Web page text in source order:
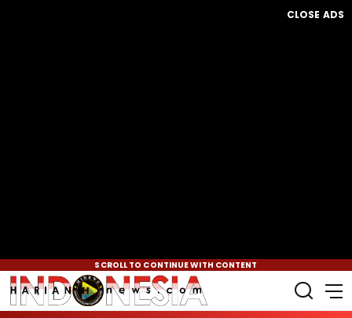
CLOSE ADS
SCROLL TO CONTINUE WITH CONTENT